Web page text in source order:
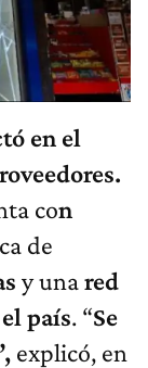
en el
con
de
y unared
país. “Se
explicó, en